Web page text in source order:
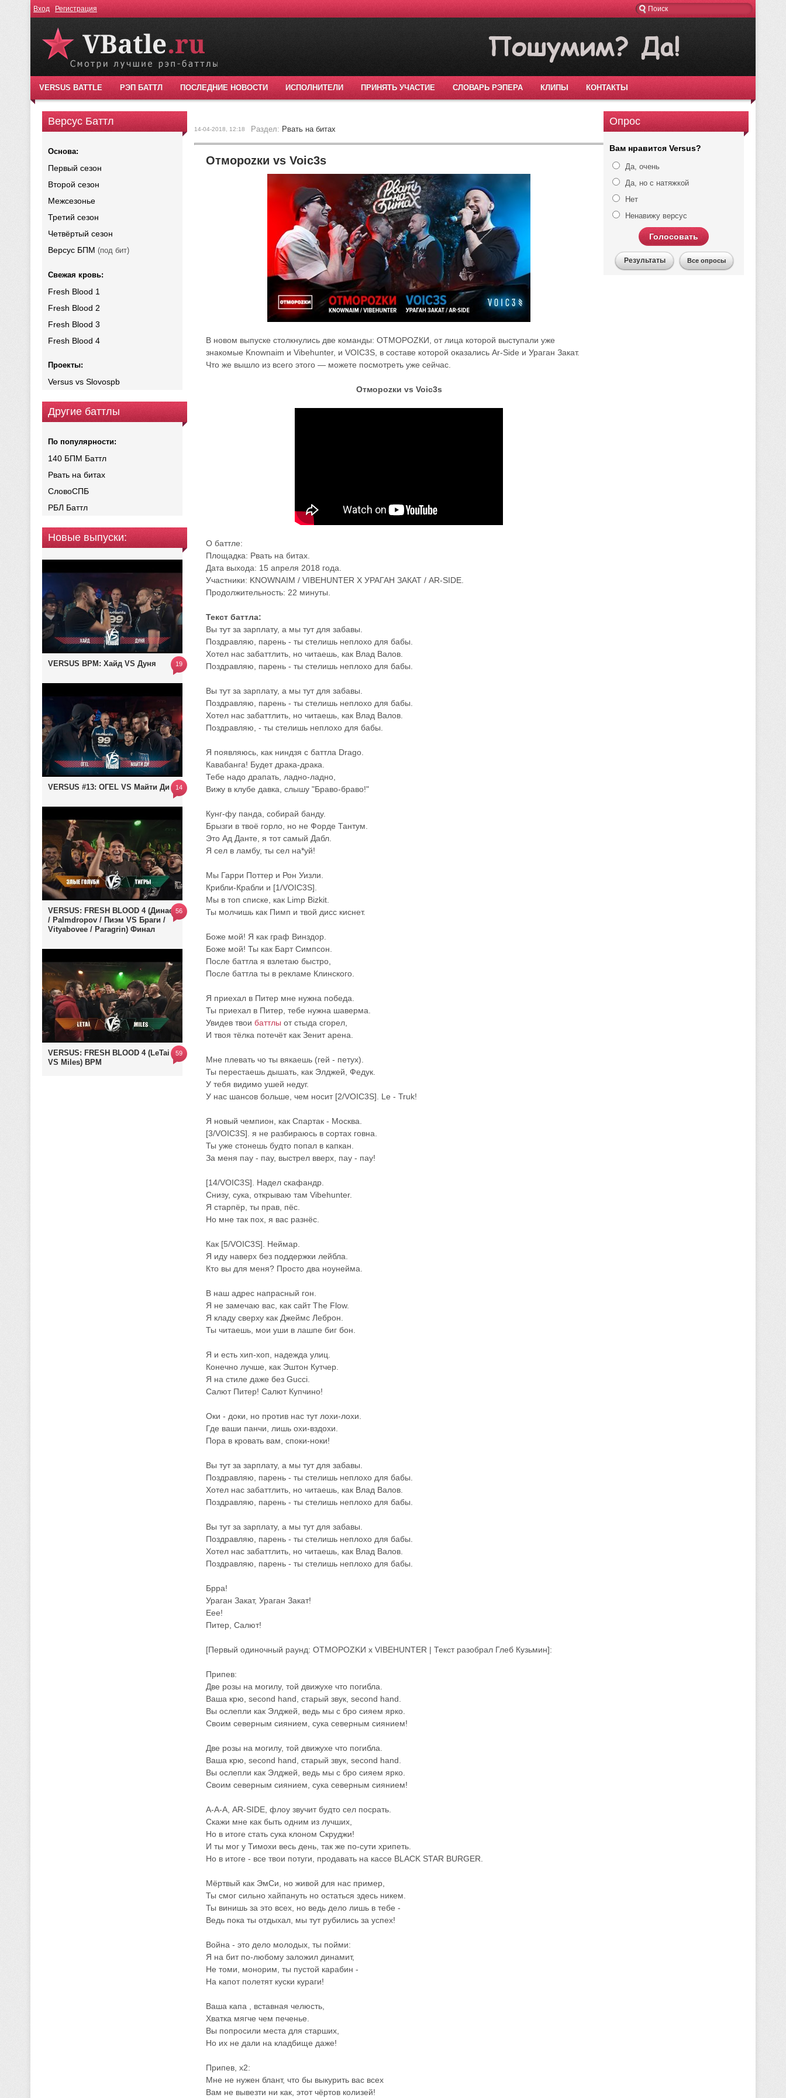
Вход Регистрация
VERSUS BATTLE РЭП БАТТЛ ПОСЛЕДНИЕ НОВОСТИ ИСПОЛНИТЕЛИ ПРИНЯТЬ УЧАСТИЕ СЛОВАРЬ РЭПЕРА КЛИПЫ КОНТАКТЫ
Версус Баттл
Основа:
Первый сезон
Второй сезон
Межсезонье
Третий сезон
Четвёртый сезон
Версус БПМ (под бит)
Свежая кровь:
Fresh Blood 1
Fresh Blood 2
Fresh Blood 3
Fresh Blood 4
Проекты:
Versus vs Slovospb
Другие баттлы
По популярности:
140 БПМ Баттл
Рвать на битах
СловоСПБ
РБЛ Баттл
Новые выпуски:
VERSUS BPM: Хайд VS Дуня 19
VERSUS #13: ОГЕL VS Майти Ди 14
VERSUS: FRESH BLOOD 4 (Династ
/ Palmdropov / Пиэм VS Браги /
Vityabovee / Paragrin) Финал
56
VERSUS: FRESH BLOOD 4 (LeTai
VS Miles) BPM
59
14-04-2018, 12:18 Раздел: Рвать на битах
Отмороzки vs Voic3s
В новом выпуске столкнулись две команды: ОТМОРОZКИ, от лица которой выступали уже
знакомые Knownaim и Vibehunter, и VOIC3S, в составе которой оказались Ar-Side и Ураган Закат.
Что же вышло из всего этого — можете посмотреть уже сейчас.
Отмороzки vs Voic3s
О баттле:
Площадка: Рвать на битах.
Дата выхода: 15 апреля 2018 года.
Участники: KNOWNAIM / VIBEHUNTER Х УРАГАН ЗАКАТ / AR-SIDE.
Продолжительность: 22 минуты.
Текст баттла:
Вы тут за зарплату, а мы тут для забавы.
Поздравляю, парень - ты стелишь неплохо для бабы.
Хотел нас забаттлить, но читаешь, как Влад Валов.
Поздравляю, парень - ты стелишь неплохо для бабы.
Вы тут за зарплату, а мы тут для забавы.
Поздравляю, парень - ты стелишь неплохо для бабы.
Хотел нас забаттлить, но читаешь, как Влад Валов.
Поздравляю, - ты стелишь неплохо для бабы.
Я появляюсь, как ниндзя с баттла Drago.
Кавабанга! Будет драка-драка.
Тебе надо драпать, ладно-ладно,
Вижу в клубе давка, слышу "Браво-браво!"
Кунг-фу панда, собирай банду.
Брызги в твоё горло, но не Форде Тантум.
Это Ад Данте, я тот самый Дабл.
Я сел в ламбу, ты сел на*уй!
Мы Гарри Поттер и Рон Уизли.
Крибли-Крабли и [1/VOIC3S].
Мы в топ списке, как Limp Bizkit.
Ты молчишь как Пимп и твой дисс киснет.
Боже мой! Я как граф Винздор.
Боже мой! Ты как Барт Симпсон.
После баттла я взлетаю быстро,
После баттла ты в рекламе Клинского.
Я приехал в Питер мне нужна победа.
Ты приехал в Питер, тебе нужна шаверма.
Увидев твои баттлы от стыда сгорел,
И твоя тёлка потечёт как Зенит арена.
Мне плевать чо ты вякаешь (гей - петух).
Ты перестаешь дышать, как Элджей, Федук.
У тебя видимо ушей недуг.
У нас шансов больше, чем носит [2/VOIC3S]. Le - Truk!
Я новый чемпион, как Спартак - Москва.
[3/VOIC3S]. я не разбираюсь в сортах говна.
Ты уже стонешь будто попал в капкан.
За меня пау - пау, выстрел вверх, пау - пау!
[14/VOIC3S]. Надел скафандр.
Снизу, сука, открываю там Vibehunter.
Я старпёр, ты прав, пёс.
Но мне так пох, я вас разнёс.
Как [5/VOIC3S]. Неймар.
Я иду наверх без поддержки лейбла.
Кто вы для меня? Просто два ноунейма.
В наш адрес напрасный гон.
Я не замечаю вас, как сайт The Flow.
Я кладу сверху как Джеймс Леброн.
Ты читаешь, мои уши в лашпе биг бон.
Я и есть хип-хоп, надежда улиц.
Конечно лучше, как Эштон Кутчер.
Я на стиле даже без Gucci.
Салют Питер! Салют Купчино!
Оки - доки, но против нас тут лохи-лохи.
Где ваши панчи, лишь охи-вздохи.
Пора в кровать вам, споки-ноки!
Вы тут за зарплату, а мы тут для забавы.
Поздравляю, парень - ты стелишь неплохо для бабы.
Хотел нас забаттлить, но читаешь, как Влад Валов.
Поздравляю, парень - ты стелишь неплохо для бабы.
Вы тут за зарплату, а мы тут для забавы.
Поздравляю, парень - ты стелишь неплохо для бабы.
Хотел нас забаттлить, но читаешь, как Влад Валов.
Поздравляю, парень - ты стелишь неплохо для бабы.
Брра!
Ураган Закат, Ураган Закат!
Еее!
Питер, Салют!
[Первый одиночный раунд: OТМОРОZKИ x VIBEHUNTER | Текст разобрал Глеб Кузьмин]:
Припев:
Две розы на могилу, той движухе что погибла.
Ваша крю, second hand, старый звук, second hand.
Вы ослепли как Элджей, ведь мы с бро сияем ярко.
Своим северным сиянием, сука северным сиянием!
Две розы на могилу, той движухе что погибла.
Ваша крю, second hand, старый звук, second hand.
Вы ослепли как Элджей, ведь мы с бро сияем ярко.
Своим северным сиянием, сука северным сиянием!
А-А-А, AR-SIDE, флоу звучит будто сел посрать.
Скажи мне как быть одним из лучших,
Но в итоге стать сука клоном Скруджи!
И ты мог у Тимохи весь день, так же по-сути хрипеть.
Но в итоге - все твои потуги, продавать на кассе BLACK STAR BURGER.
Мёртвый как ЭмСи, но живой для нас пример,
Ты смог сильно хайпануть но остаться здесь никем.
Ты винишь за это всех, но ведь дело лишь в тебе -
Ведь пока ты отдыхал, мы тут рубились за успех!
Война - это дело молодых, ты пойми:
Я на бит по-любому заложил динамит,
Не томи, монорим, ты пустой карабин -
На капот полетят куски кураги!
Ваша капа , вставная челюсть,
Хватка мягче чем печенье.
Вы попросили места для старших,
Но их не дали на кладбище даже!
Припев, x2:
Мне не нужен блант, что бы выкурить вас всех
Вам не вывезти ни как, этот чёртов колизей!
Опрос
Вам нравится Versus?
Да, очень
Да, но с натяжкой
Нет
Ненавижу версус
Голосовать
Результаты Все опросы